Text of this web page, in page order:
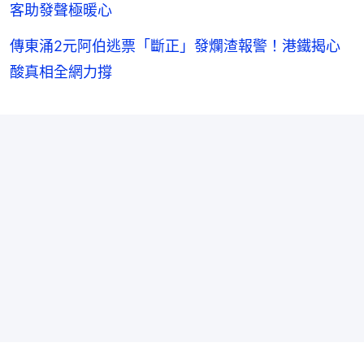
客助發聲極暖心
傳東涌2元阿伯逃票「斷正」發爛渣報警！港鐵揭心
酸真相全網力撐